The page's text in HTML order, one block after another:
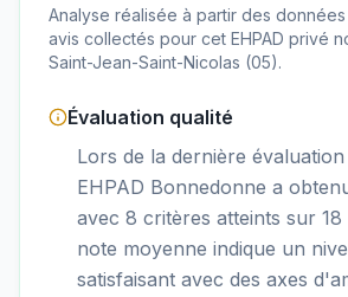
Analyse réalisée à partir des
avis collectés pour cet EHPAD privé
Saint-Jean-Saint-Nicolas (05).
Évaluation qualité
Lors de la dernière
EHPAD Bonnedonne a
avec 8 critères atteints sur
note moyenne indique un
satisfaisant avec des axes